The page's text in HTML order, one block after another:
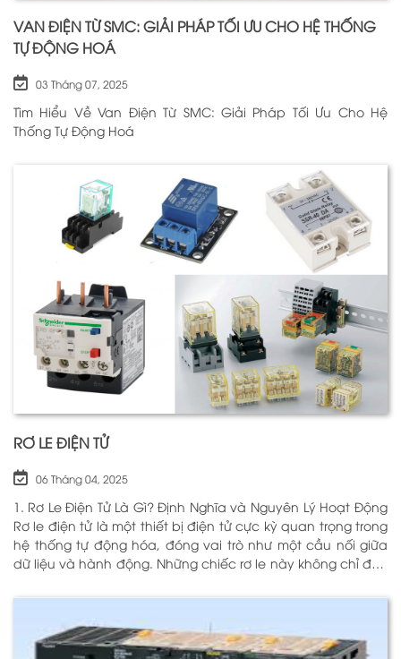
VAN ĐIỆN TỪ SMC: GIẢI PHÁP TỐI ƯU CHO HỆ THỐNG
TỰ ĐỘNG HOÁ
03 Tháng 07, 2025
Tìm Hiểu Về Van Điện Từ SMC: Giải Pháp Tối Ưu Cho Hệ
Thống Tự Động Hoá
RƠ LE ĐIỆN TỬ
06 Tháng 04, 2025
1. Rơ Le Điện Tử Là Gì? Định Nghĩa và Nguyên Lý Hoạt Động
Rơ le điện tử là một thiết bị điện tử cực kỳ quan trọng trong
hệ thống tự động hóa, đóng vai trò như một cầu nối giữa
dữ liệu và hành động. Những chiếc rơ le này không chỉ đơn
thông minh giúp điều khiển và giám sát hoạt động của các
thiết bị khác nhau trong môi trường công nghiệp cũng như
trong hộ gia đình. Bằng cách sử dụng công nghệ hiện đại,